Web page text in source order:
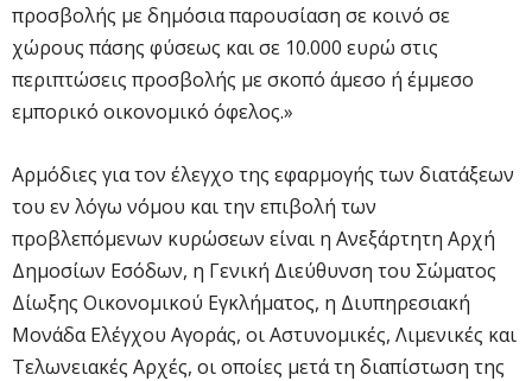
προσβολής με δημόσια παρουσίαση σε κοινό σε
χώρους πάσης φύσεως και σε 10.000 ευρώ στις
περιπτώσεις προσβολής με σκοπό άμεσο ή έμμεσο
εμπορικό οικονομικό όφελος.»
Αρμόδιες για τον έλεγχο της εφαρμογής των διατάξεων
του εν λόγω νόμου και την επιβολή των
προβλεπόμενων κυρώσεων είναι η Ανεξάρτητη Αρχή
Δημοσίων Εσόδων, η Γενική Διεύθυνση του Σώματος
Δίωξης Οικονομικού Εγκλήματος, η Διυπηρεσιακή
Μονάδα Ελέγχου Αγοράς, οι Αστυνομικές, Λιμενικές και
Τελωνειακές Αρχές, οι οποίες μετά τη διαπίστωση της